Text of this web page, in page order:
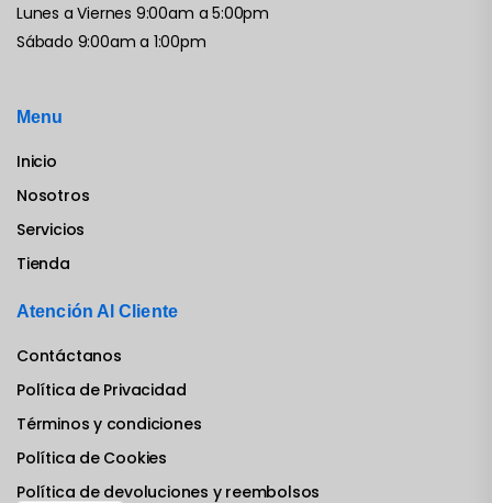
Lunes a Viernes 9:00am a 5:00pm
Sábado 9:00am a 1:00pm
Menu
Inicio
Nosotros
Servicios
Tienda
Atención Al Cliente
Contáctanos
Política de Privacidad
Términos y condiciones
Política de Cookies
Política de devoluciones y reembolsos